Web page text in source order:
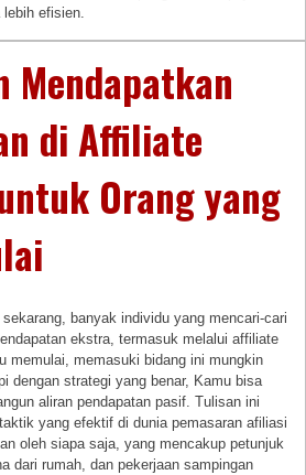
efisien.
Mendapatkan
di Affiliate
Orang yang
banyak individu yang mencari-cari
ekstra, termasuk melalui affiliate
memulai, memasuki bidang ini mungkin
dengan strategi yang benar, Kamu bisa
aliran pendapatan pasif. Tulisan ini
yang efektif di dunia pemasaran afiliasi
oleh siapa saja, yang mencakup petunjuk
dari rumah, dan pekerjaan sampingan